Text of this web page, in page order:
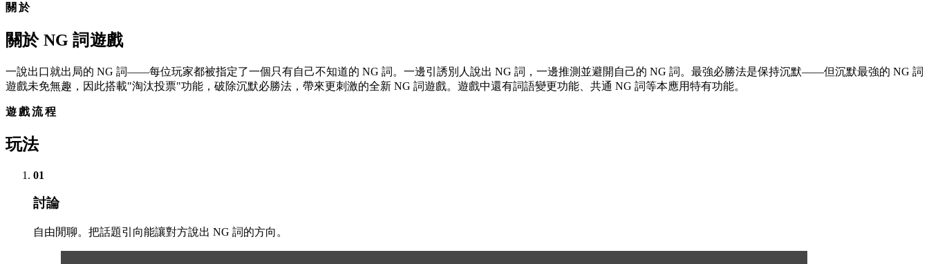
關於
關於 NG 詞遊戲
一說出口就出局的 NG 詞——每位玩家都被指定了一個只有自己不知道的 NG 詞。一邊引誘別人說出 NG 詞，一邊推測並避開自己的 NG 詞。最強必勝法是保持沉默——但沉默最強的 NG 詞
遊戲未免無趣，因此搭載"淘汰投票"功能，破除沉默必勝法，帶來更刺激的全新 NG 詞遊戲。遊戲中還有詞語變更功能、共通 NG 詞等本應用特有功能。
遊戲流程
玩法
01
討論
自由閒聊。把話題引向能讓對方說出 NG 詞的方向。